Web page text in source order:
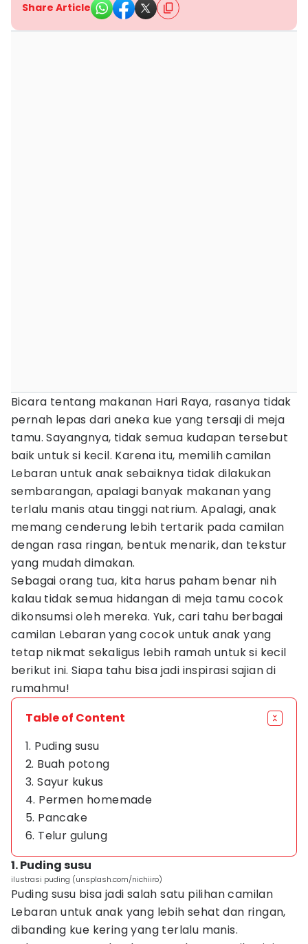
Share Article
Bicara tentang makanan Hari Raya, rasanya tidak
pernah lepas dari aneka kue yang tersaji di meja
tamu. Sayangnya, tidak semua kudapan tersebut
baik untuk si kecil. Karena itu, memilih camilan
Lebaran untuk anak sebaiknya tidak dilakukan
sembarangan, apalagi banyak makanan yang
terlalu manis atau tinggi natrium. Apalagi, anak
memang cenderung lebih tertarik pada camilan
dengan rasa ringan, bentuk menarik, dan tekstur
yang mudah dimakan.
Sebagai orang tua, kita harus paham benar nih
kalau tidak semua hidangan di meja tamu cocok
dikonsumsi oleh mereka. Yuk, cari tahu berbagai
camilan Lebaran yang cocok untuk anak yang
tetap nikmat sekaligus lebih ramah untuk si kecil
berikut ini. Siapa tahu bisa jadi inspirasi sajian di
rumahmu!
Table of Content
1. Puding susu
2. Buah potong
3. Sayur kukus
4. Permen homemade
5. Pancake
6. Telur gulung
1. Puding susu
ilustrasi puding (unsplash.com/nichiiro)
Puding susu bisa jadi salah satu pilihan camilan
Lebaran untuk anak yang lebih sehat dan ringan,
dibanding kue kering yang terlalu manis.